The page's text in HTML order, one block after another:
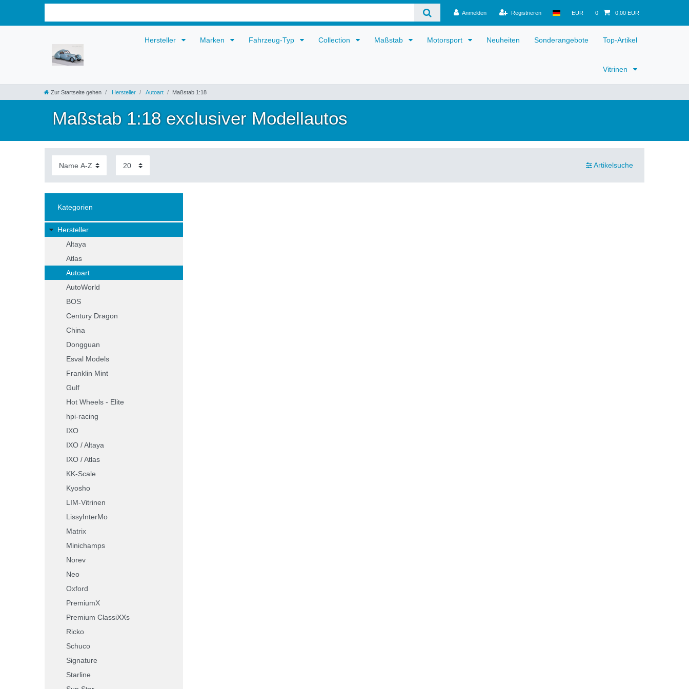
Anmelden Registrieren EUR 0 0,00 EUR
Hersteller Marken Fahrzeug-Typ Collection Maßstab Motorsport Neuheiten Sonderangebote Top-Artikel
Vitrinen
Zur Startseite gehen Hersteller Autoart Maßstab 1:18
Maßstab 1:18 exclusiver Modellautos
Artikelsuche
Kategorien
Hersteller
Altaya
Atlas
Autoart
AutoWorld
BOS
Century Dragon
China
Dongguan
Esval Models
Franklin Mint
Gulf
Hot Wheels - Elite
hpi-racing
IXO
IXO / Altaya
IXO / Atlas
KK-Scale
Kyosho
LIM-Vitrinen
LissyInterMo
Matrix
Minichamps
Norev
Neo
Oxford
PremiumX
Premium ClassiXXs
Ricko
Schuco
Signature
Starline